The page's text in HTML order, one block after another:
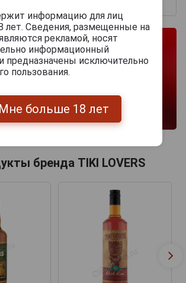
бренда TIKI LOVERS
информацию для лиц
лет. Сведения, размещенные на
рекламой, носят
информационный
предназначены исключительно
пользования.
Мне больше 18 лет